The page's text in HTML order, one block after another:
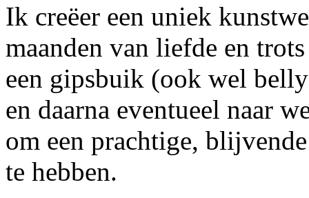
Ik creëer een uniek
maanden van liefde en
een gipsbuik (ook wel
en daarna eventueel naar
om een prachtige,
te hebben.